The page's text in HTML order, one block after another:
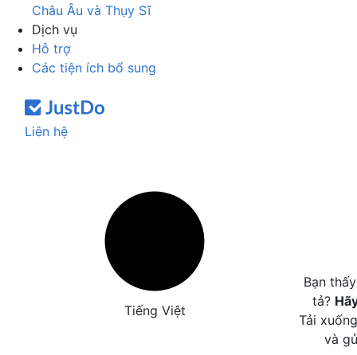
Châu Âu và Thụy Sĩ
Dịch vụ
Hỗ trợ
Các tiện ích bổ sung
Liên hệ
Tiếng Việt
Bạn
tả?
Tải
và